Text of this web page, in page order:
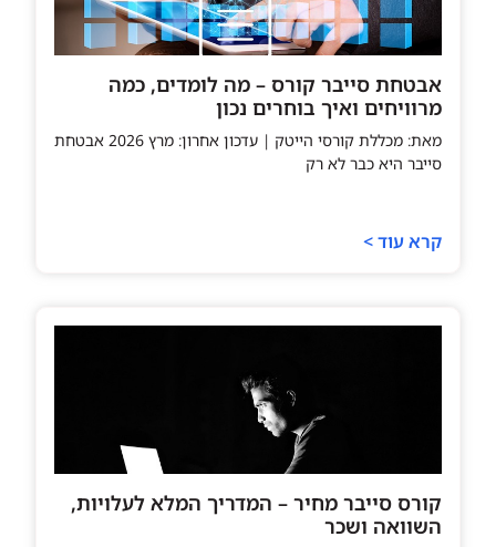
אבטחת סייבר קורס – מה לומדים, כמה
מרוויחים ואיך בוחרים נכון
מאת: מכללת קורסי הייטק | עדכון אחרון: מרץ 2026 אבטחת
סייבר היא כבר לא רק
קרא עוד >
קורס סייבר מחיר – המדריך המלא לעלויות,
השוואה ושכר